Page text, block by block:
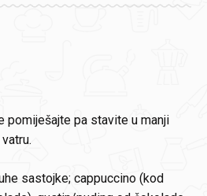
pomiješajte pa stavite u manji
sastojke; cappuccino (kod